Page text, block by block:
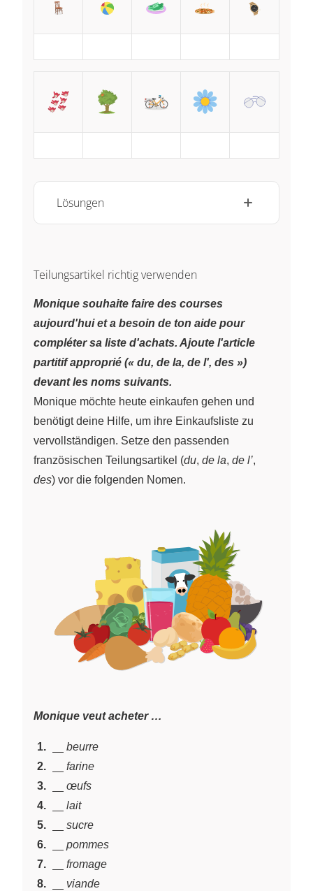
Lösungen
Teilungsartikel richtig verwenden
Monique souhaite faire des courses
aujourd'hui et a besoin de ton aide pour
compléter sa liste d'achats. Ajoute l'article
partitif approprié (« du, de la, de l', des »)
devant les noms suivants.
Monique möchte heute einkaufen gehen und
benötigt deine Hilfe, um ihre Einkaufsliste zu
vervollständigen. Setze den passenden
französischen Teilungsartikel (du, de la, de l’,
des) vor die folgenden Nomen.
Monique veut acheter …
~1. \underline{~\;~}
beurre
~
2. \underline{~\;~}
farine
~
3. \underline{~\;~}
œufs
~
4. \underline{~\;~}
lait
~
5. \underline{~\;~}
sucre
~
6. \underline{~\;~}
pommes
~
7. \underline{~\;~}
fromage
~
8. \underline{~\;~}
viande